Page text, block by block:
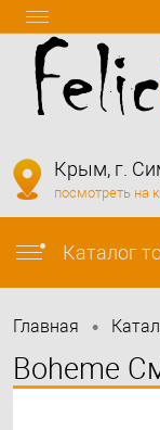
info@felicita-
Крым, г.
посмотреть на
Каталог
Главная •
Boheme